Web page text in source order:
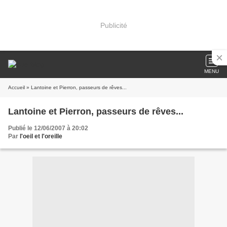
Publicité
MENU
Accueil » Lantoine et Pierron, passeurs de rêves...
Lantoine et Pierron, passeurs de rêves...
Publié le 12/06/2007 à 20:02
Par l'oeil et l'oreille